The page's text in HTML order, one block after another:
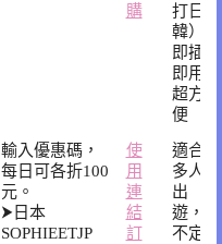
購
打日
韓）
即插
即用
超方
便
輸入優惠碼，
每日可各折100
元。
⮞日本
SOPHIEETJP
使
用
連
結
訂
適合
多人
出
遊，
不定